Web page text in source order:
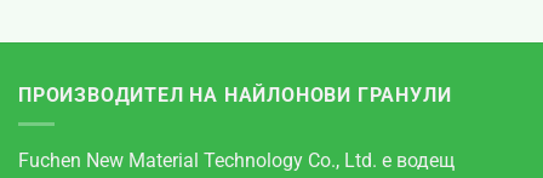
ПРОИЗВОДИТЕЛ НА НАЙЛОНОВИ ГРАНУЛИ
Fuchen New Material Technology Co., Ltd. е водещ